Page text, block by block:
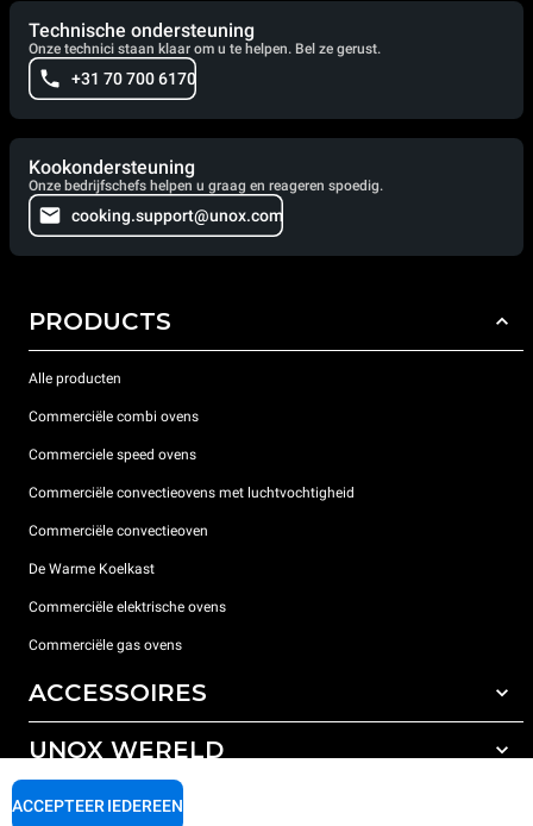
Technische ondersteuning
Onze technici staan klaar om u te helpen. Bel ze gerust.
+31 70 700 6170
Kookondersteuning
Onze bedrijfschefs helpen u graag en reageren spoedig.
cooking.support@unox.com
PRODUCTS
Alle producten
Commerciële combi ovens
Commerciele speed ovens
Commerciële convectieovens met luchtvochtigheid
Commerciële convectieoven
De Warme Koelkast
Commerciële elektrische ovens
Commerciële gas ovens
ACCESSOIRES
All the accessories
Detergenten voor automatisch wassen
UNOX WERELD
Onze vestigingen wereldwijd
ONDERSTEUNING
ACCEPTEER IEDEREEN